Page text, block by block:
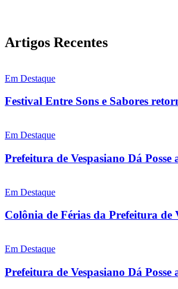
Artigos Recentes
Em Destaque
Festival Entre Sons e Sabores
Em Destaque
Prefeitura de Vespasiano Dá
Em Destaque
Colônia de Férias da Prefeitura de
Em Destaque
Prefeitura de Vespasiano Dá